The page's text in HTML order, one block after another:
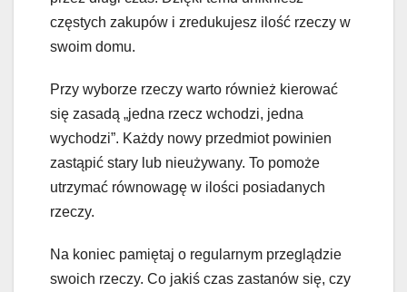
częstych zakupów i zredukujesz ilość rzeczy w
swoim domu.
Przy wyborze rzeczy warto również kierować
się zasadą „jedna rzecz wchodzi, jedna
wychodzi”. Każdy nowy przedmiot powinien
zastąpić stary lub nieużywany. To pomoże
utrzymać równowagę w ilości posiadanych
rzeczy.
Na koniec pamiętaj o regularnym przeglądzie
swoich rzeczy. Co jakiś czas zastanów się, czy